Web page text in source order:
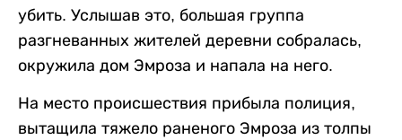
убить. Услышав это, большая группа
разгневанных жителей деревни собралась,
окружила дом Эмроза и напала на него.
На место происшествия прибыла полиция,
вытащила тяжело раненого Эмроза из толпы